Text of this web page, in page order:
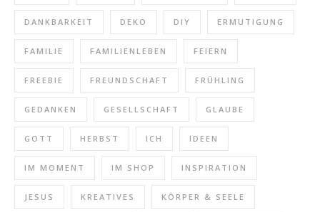
DANKBARKEIT DEKO DIY ERMUTIGUNG
FAMILIE FAMILIENLEBEN FEIERN
FREEBIE FREUNDSCHAFT FRÜHLING
GEDANKEN GESELLSCHAFT GLAUBE
GOTT HERBST ICH IDEEN
IM MOMENT IM SHOP INSPIRATION
JESUS KREATIVES KÖRPER & SEELE